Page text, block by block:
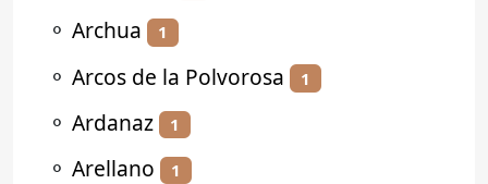
⚬ Archua 1
⚬ Arcos de la Polvorosa 1
⚬ Ardanaz 1
⚬ Arellano 1